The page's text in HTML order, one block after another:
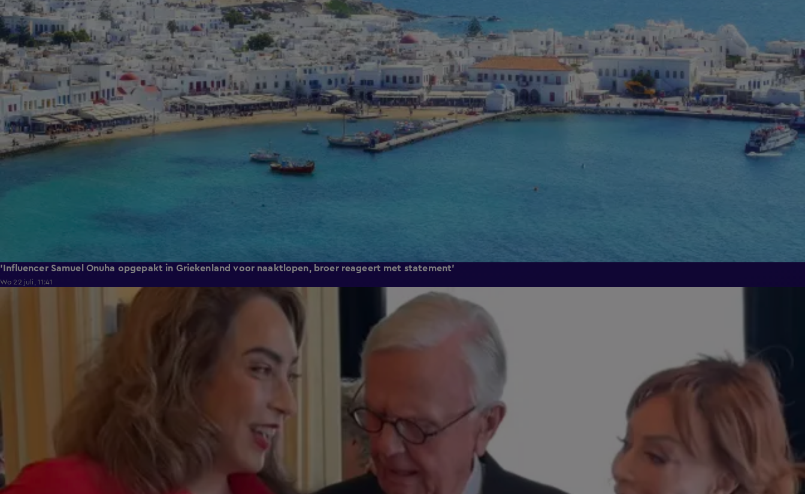
'Influencer Samuel Onuha opgepakt in Griekenland voor naaktlopen, broer reageert met statement'
Wo 22 juli, 11:41